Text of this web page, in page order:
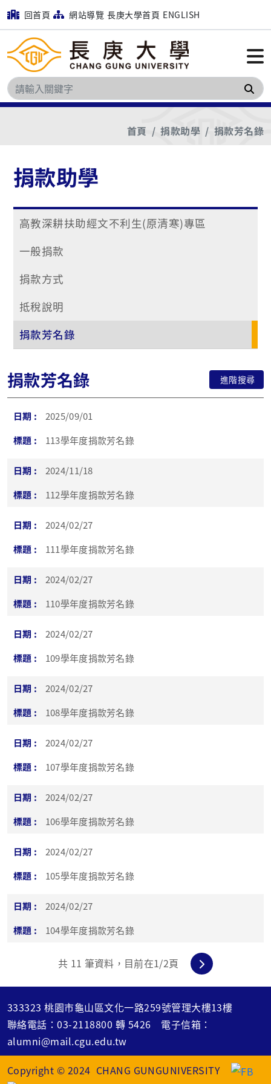
回首頁 網站導覽 長庚大學首頁 ENGLISH
搜
首頁 捐款助學 捐款芳名錄
捐款助學
高教深耕扶助經文不利生(原清寒)專區
一般捐款
捐款方式
抵稅說明
捐款芳名錄
捐款芳名錄 進階搜尋
2025/09/01
113學年度捐款芳名錄
2024/11/18
112學年度捐款芳名錄
2024/02/27
111學年度捐款芳名錄
2024/02/27
110學年度捐款芳名錄
2024/02/27
109學年度捐款芳名錄
2024/02/27
108學年度捐款芳名錄
2024/02/27
107學年度捐款芳名錄
2024/02/27
106學年度捐款芳名錄
2024/02/27
105學年度捐款芳名錄
2024/02/27
104學年度捐款芳名錄
共 11 筆資料，目前在1/2頁
333323 桃園市龜山區文化一路259號管理大樓13樓
聯絡電話：03-2118800 轉 5426
電子信箱：
alumni@mail.cgu.edu.tw
Copyright © 2024 CHANG GUNGUNIVERSITY